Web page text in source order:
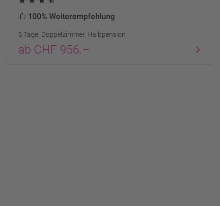
100% Weiterempfehlung
5 Tage, Doppelzimmer, Halbpension
ab CHF 956.–